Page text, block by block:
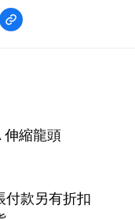
伸縮龍頭
付款另有折扣